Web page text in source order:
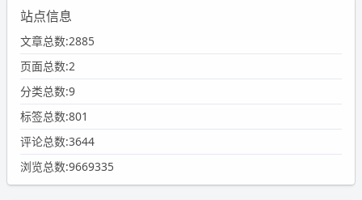
站点信息
文章总数:2885
页面总数:2
分类总数:9
标签总数:801
评论总数:3644
浏览总数:9669335